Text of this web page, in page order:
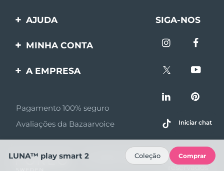
AJUDA
Entre em contato
SIGA-NOS
MINHA CONTA
Registro de produto
A EMPRESA
Afiliados
Notícias de afiliados
Pagamento 100% seguro
Avaliações da Bazaarvoice
© 2026 FOREO Todos os direitos
reservados
Iniciar chat
LUNA™ play smart 2 Coleção Comprar